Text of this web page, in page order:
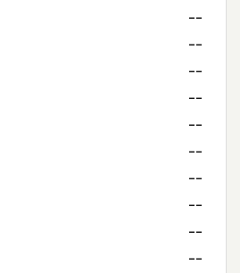
--
--
--
--
--
--
--
--
--
--